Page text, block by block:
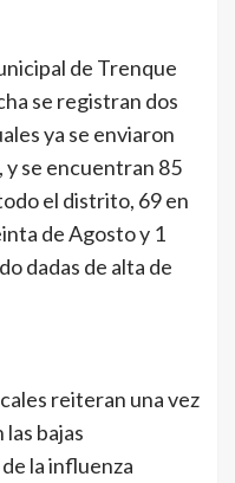
de Trenque
se registran dos
ya se enviaron
y se encuentran 85
el distrito, 69 en
de Agosto y 1
dadas de alta de
reiteran una vez
bajas
la influenza